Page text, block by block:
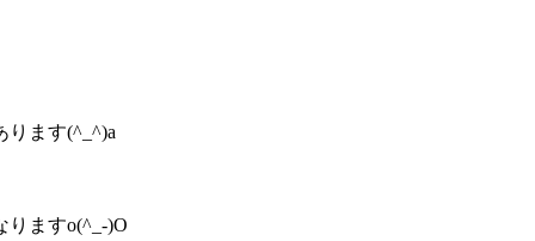
ります(^_^)a
ますo(^_-)O